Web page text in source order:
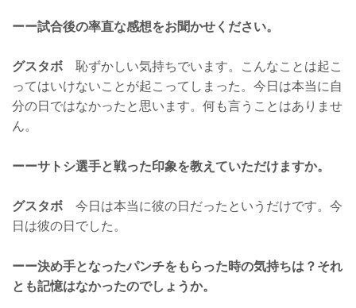
ーー試合後の率直な感想をお聞かせください。
グスタボ 恥ずかしい気持ちでいます。こんなことは起こ
ってはいけないことが起こってしまった。今日は本当に自
分の日ではなかったと思います。何も言うことはありませ
ん。
ーーサトシ選手と戦った印象を教えていただけますか。
グスタボ 今日は本当に彼の日だったというだけです。今
日は彼の日でした。
ーー決め手となったパンチをもらった時の気持ちは？それ
とも記憶はなかったのでしょうか。